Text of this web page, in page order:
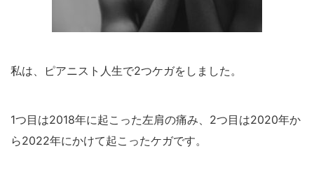
私は、ピアニスト人生で2つケガをしました。
1つ目は2018年に起こった左肩の痛み、2つ目は2020年か
ら2022年にかけて起こったケガです。